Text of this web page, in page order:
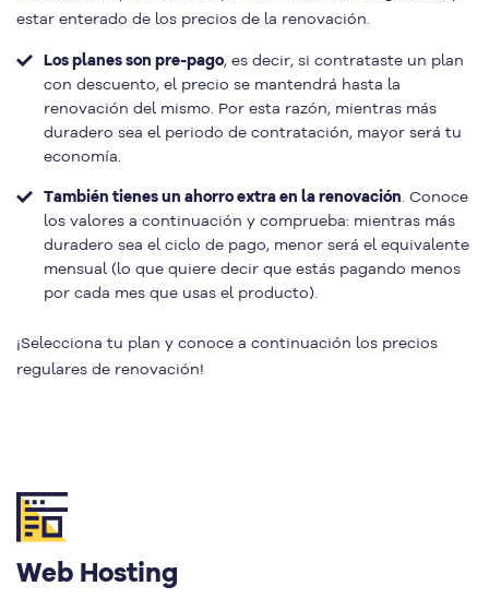
estar enterado de los precios de la renovación.
Los planes son pre-pago, es decir, si contrataste un plan
con descuento, el precio se mantendrá hasta la
renovación del mismo. Por esta razón, mientras más
duradero sea el periodo de contratación, mayor será tu
economía.
También tienes un ahorro extra en la renovación. Conoce
los valores a continuación y comprueba: mientras más
duradero sea el ciclo de pago, menor será el equivalente
mensual (lo que quiere decir que estás pagando menos
por cada mes que usas el producto).
¡Selecciona tu plan y conoce a continuación los precios
regulares de renovación!
Web Hosting